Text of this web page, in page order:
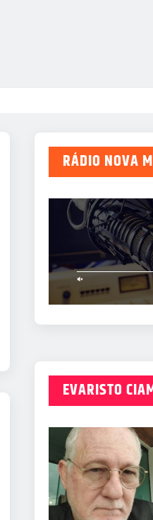
RÁDIO NOVA
EVARISTO